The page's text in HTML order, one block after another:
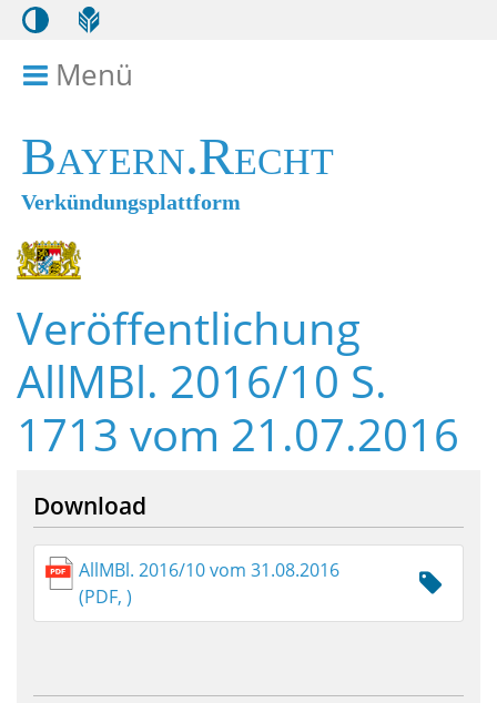
Menü
Bayern.Recht
Verkündungsplattform
Veröffentlichung
AllMBl. 2016/10 S.
1713 vom 21.07.2016
Download
AllMBl. 2016/10 vom 31.08.2016
(PDF, )